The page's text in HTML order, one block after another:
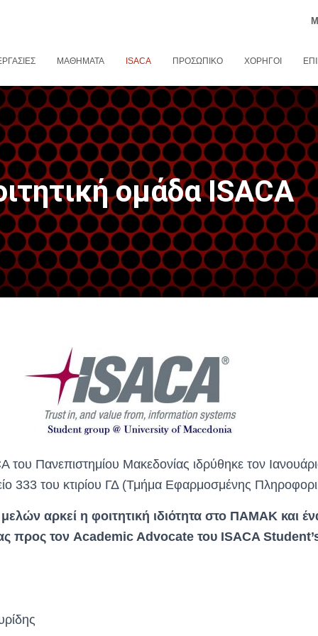
M
ΜΑΘΉΜΑΤΑ ISACA ΠΡΟΣΩΠΙΚΌ ΧΟΡΗΓΟΊ
ομάδα ISACA
του Πανεπιστημίου Μακεδονίας ιδρύθηκε τον
333 του κτιρίου ΓΔ (Τμήμα Εφαρμοσμένης
αρκεί η φοιτητική ιδιότητα στο ΠΑΜΑΚ και
προς τον Academic Advocate του ISACA